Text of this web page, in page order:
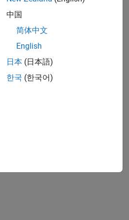
中国
简体中文
English
日本 (日本語)
한국 (한국어)